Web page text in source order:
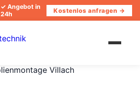
✓ Angebot in
24h
Kostenlos anfragen →